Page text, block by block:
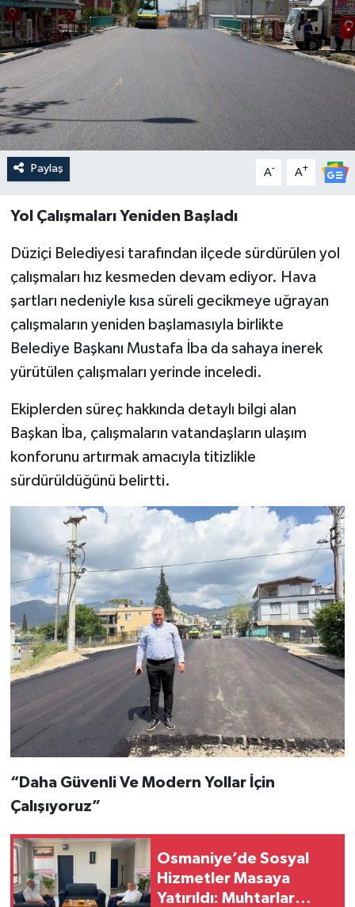
Paylaş A- A+
Yol Çalışmaları Yeniden Başladı
Düziçi Belediyesi tarafından ilçede sürdürülen yol
çalışmaları hız kesmeden devam ediyor. Hava
şartları nedeniyle kısa süreli gecikmeye uğrayan
çalışmaların yeniden başlamasıyla birlikte
Belediye Başkanı Mustafa İba da sahaya inerek
yürütülen çalışmaları yerinde inceledi.
Ekiplerden süreç hakkında detaylı bilgi alan
Başkan İba, çalışmaların vatandaşların ulaşım
konforunu artırmak amacıyla titizlikle
sürdürüldüğünü belirtti.
“Daha Güvenli Ve Modern Yollar İçin
Çalışıyoruz”
Osmaniye’de Sosyal
Hizmetler Masaya
Yatırıldı: Muhtarlar